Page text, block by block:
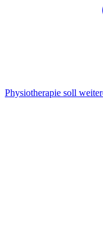
Physiotherapie soll